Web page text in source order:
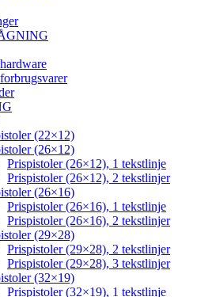
(22×12)
(26×12)
Prispistoler (26×12), 1 tekstlinje
Prispistoler (26×12), 2 tekstlinjer
(26×16)
Prispistoler (26×16), 1 tekstlinje
Prispistoler (26×16), 2 tekstlinjer
(29×28)
Prispistoler (29×28), 2 tekstlinjer
Prispistoler (29×28), 3 tekstlinjer
(32×19)
Prispistoler (32×19), 1 tekstlinje